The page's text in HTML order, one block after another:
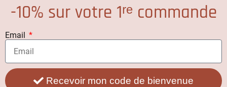
-10% sur votre 1ʳᵉ commande
Email
Recevoir mon code de bienvenue